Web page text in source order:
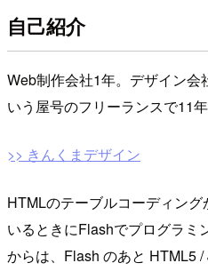
自己紹介
Web制作会社1年。デザイン会
いう屋号のフリーランスで11
>> きんくまデザイン
HTMLのテーブルコーディン
いるときにFlashでプログラミ
からは、Flash のあと HTML5